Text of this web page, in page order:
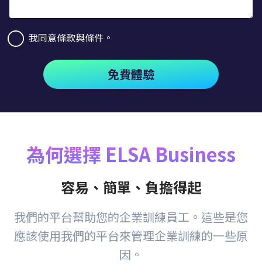
我同意條款與條件。
免費體驗
為何選擇 ELSA Business
容易、簡單、負擔得起
我們的平台幫助您的企業訓練員工。這些是您
應該使用我們的平台來管理企業訓練的一些原
因。